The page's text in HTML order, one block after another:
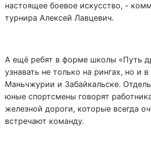
настоящее боевое искусство, -
турнира Алексей Лавцевич.
А ещё ребят в форме школы «Путь
узнавать не только на рингах, но и
Маньчжурии и Забайкальске.
юные спортсмены говорят
железной дороги, которые всегда
встречают команду.